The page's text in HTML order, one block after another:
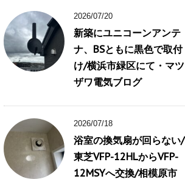
2026/07/20
新築にユニコーンアンテ
ナ、BSともに黒色で取付
け/横浜市緑区にて・マツ
ザワ電気ブログ
2026/07/18
浴室の換気扇が回らない/
東芝VFP-12HLからVFP-
12MSYへ交換/相模原市